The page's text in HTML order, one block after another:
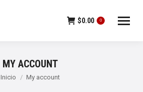
$0.00 0
MY ACCOUNT
Estás aquí:
Inicio My account